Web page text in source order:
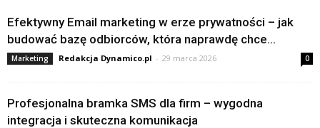
Efektywny Email marketing w erze prywatności – jak
budować bazę odbiorców, która naprawdę chce...
Marketing Redakcja Dynamico.pl - 29 marca 2026 0
Profesjonalna bramka SMS dla firm – wygodna
integracja i skuteczna komunikacja